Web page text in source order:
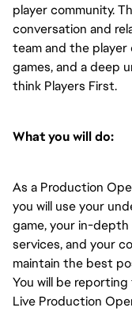
player community.
conversation and
team and the player
games, and a deep
think Players First.
What you will do:
As a Production
you will use your
game, your in-
services, and your
maintain the best
You will be
Live Production